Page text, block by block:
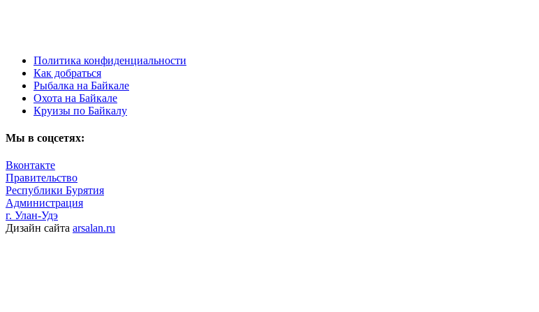
Политика конфиденциальности
Как добраться
Рыбалка на Байкале
Охота на Байкале
Круизы по Байкалу
Мы в соцсетях:
Вконтакте
Правительство
Республики Бурятия
Администрация
г. Улан-Удэ
Дизайн сайта arsalan.ru